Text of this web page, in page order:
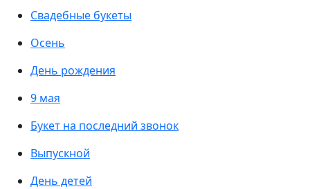
Свадебные букеты
Осень
День рождения
9 мая
Букет на последний звонок
Выпускной
День детей